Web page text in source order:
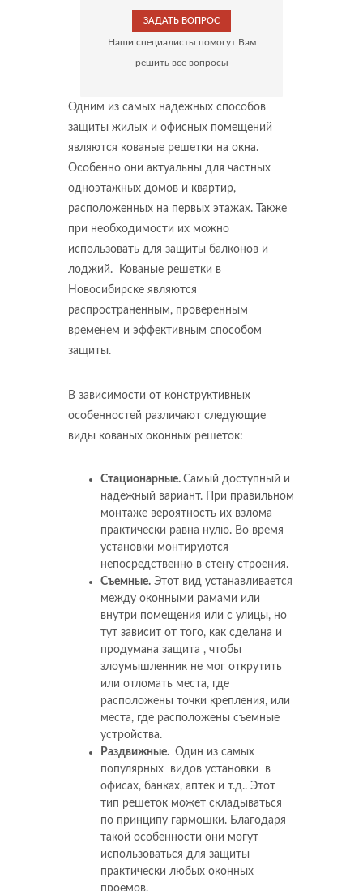
ЗАДАТЬ ВОПРОС
Наши специалисты помогут Вам
решить все вопросы
Одним из самых надежных способов
защиты жилых и офисных помещений
являются кованые решетки на окна.
Особенно они актуальны для частных
одноэтажных домов и квартир,
расположенных на первых этажах. Также
при необходимости их можно
использовать для защиты балконов и
лоджий. Кованые решетки в
Новосибирске являются
распространенным, проверенным
временем и эффективным способом
защиты.
В зависимости от конструктивных
особенностей различают следующие
виды кованых оконных решеток:
Стационарные. Самый доступный и
надежный вариант. При правильном
монтаже вероятность их взлома
практически равна нулю. Во время
установки монтируются
непосредственно в стену строения.
Съемные. Этот вид устанавливается
между оконными рамами или
внутри помещения или с улицы, но
тут зависит от того, как сделана и
продумана защита , чтобы
злоумышленник не мог открутить
или отломать места, где
расположены точки крепления, или
места, где расположены съемные
устройства.
Раздвижные. Один из самых
популярных видов установки в
офисах, банках, аптек и т.д.. Этот
тип решеток может складываться
по принципу гармошки. Благодаря
такой особенности они могут
использоваться для защиты
практически любых оконных